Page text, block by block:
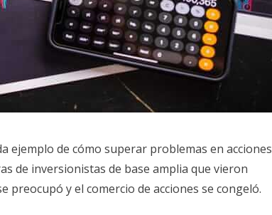
ejemplo de cómo superar problemas en acciones
de inversionistas de base amplia que vieron
y el comercio de acciones se congeló.